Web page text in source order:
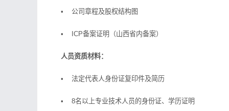
• 公司章程及股权结构图
• ICP备案证明（山西省内备案）
人员资质材料：
• 法定代表人身份证复印件及简历
• 8名以上专业技术人员的身份证、学历证明